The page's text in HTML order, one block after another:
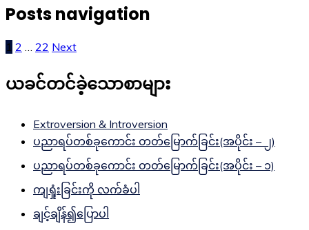
Posts navigation
1 2 22 Next
ယခင်တင်ခဲ့သောစာများ
Extroversion & Introversion
ပညာရပ်တစ်ခုကောင်း တတ်မြောက်ခြင်း(အပိုင်း – ၂)
ပညာရပ်တစ်ခုကောင်း တတ်မြောက်ခြင်း(အပိုင်း – ၁)
ကျရှုံးခြင်းကို လက်ခံပါ
ချင့်ချိန်၍ပြောပါ